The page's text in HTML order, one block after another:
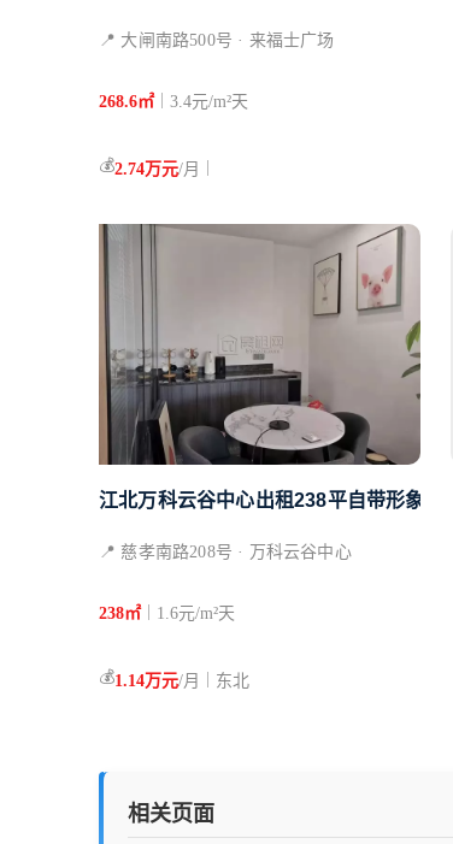
📍 大闸南路500号 · 来福士广场
268.6㎡ 3.4元/m²天
💰2.74万元/月
江北万科云谷中心出租238平自带形象墙
📍 慈孝南路208号 · 万科云谷中心
238㎡ 1.6元/m²天
💰1.14万元/月 东北
相关页面